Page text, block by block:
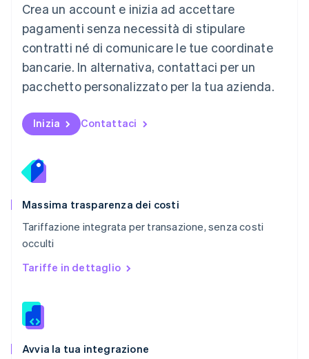
Crea un account e inizia ad accettare
pagamenti senza necessità di stipulare
contratti né di comunicare le tue coordinate
bancarie. In alternativa, contattaci per un
pacchetto personalizzato per la tua azienda.
Inizia Contattaci
Massima trasparenza dei costi
Tariffazione integrata per transazione, senza costi
occulti
Tariffe in dettaglio
Avvia la tua integrazione
EspañolEnglish
Norvegia
English
Nuova Zelanda
English
NederlandsEnglish
English
Portogallo
RAS di Hong Kong, Cina
English
English
English
Romania
English
Slovacchia
Slovenia
English Italiano